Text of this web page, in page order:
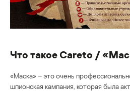
Что такое Careto /
«Маска» – это очень
шпионская кампания, которая была